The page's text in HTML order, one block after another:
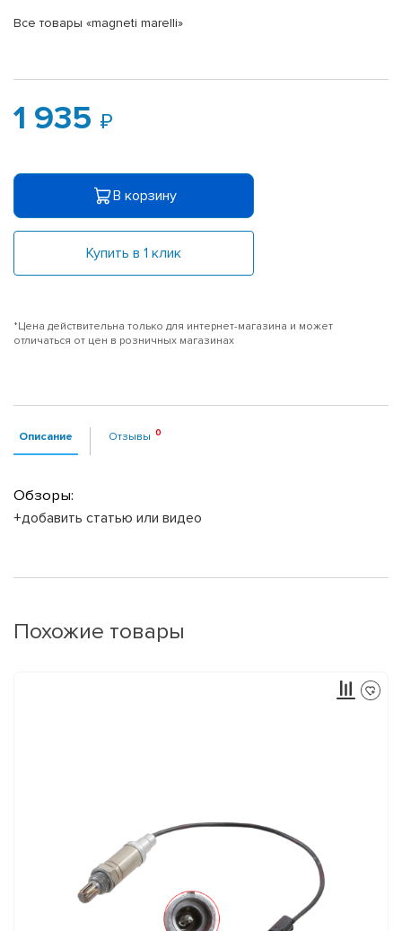
Все товары «magneti marelli»
1 935
В корзину
Купить в 1 клик
*Цена действительна только для интернет-магазина и может
отличаться от цен в розничных магазинах
Описание Отзывы
Обзоры:
+добавить статью или видео
Похожие товары